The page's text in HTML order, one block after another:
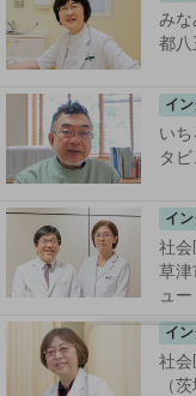
みな
都八
イ
い
タ
イ
社
草津
ュー
イ
社会
（